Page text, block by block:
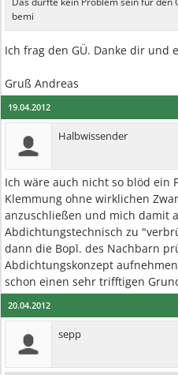
bemi
Ich frag den GÜ. Danke dir und
Gruß Andreas
19.04.2012
Halbwissender
Ich wäre auch nicht so blöd ein
Klemmung ohne wirklichen
anzuschließen und mich damit
Abdichtungstechnisch zu
dann die Bopl. des Nachbarn
Abdichtungskonzept
schon einen sehr trifftigen
20.04.2012
sepp